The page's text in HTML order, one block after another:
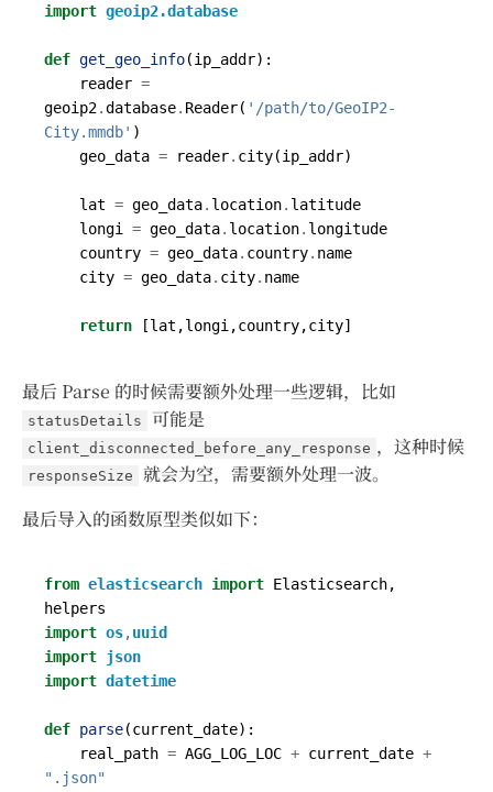
import geoip2.database
def get_geo_info(ip_addr):
reader =
geoip2.database. Reader( '/path/to/GeoIP2-
City.mmdb' )
geo_data = reader. city(ip_addr)
lat = geo_data. location. latitude
longi
= geo_data. location. longitude
country = geo_data. country. name
city = geo_data. city. name
return [lat ,longi ,country,city]
最后 Parse 的时候需要额外处理一些逻辑，比如
statusDetails 可能是
client_disconnected_before_any_response ，这种时候
responseSize
就会为空，需要额外处理一波。
最后导入的函数原型类似如下：
from elasticsearch import Elasticsearch,
helpers
import os,uuid
import json
import datetime
def parse(current_date):
real_path = AGG_LOG_LOC + current_date +
".json"